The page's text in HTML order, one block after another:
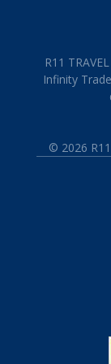
R11
Infinity
© 2026